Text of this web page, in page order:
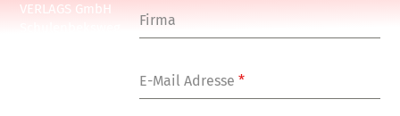
VERLAGS GmbH
Firma
E-Mail Adresse*